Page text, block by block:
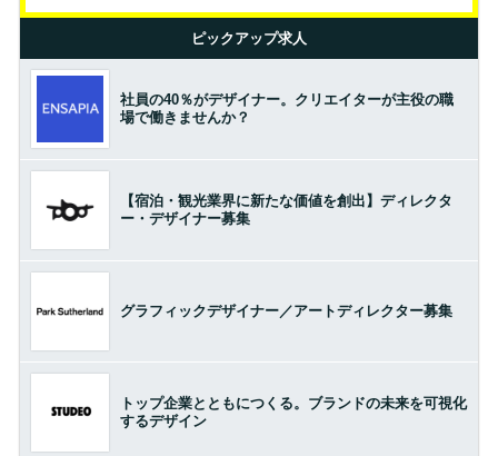
ピックアップ求人
社員の40％がデザイナー。クリエイターが主役の職
場で働きませんか？
【宿泊・観光業界に新たな価値を創出】ディレクタ
ー・デザイナー募集
グラフィックデザイナー／アートディレクター募集
トップ企業とともにつくる。ブランドの未来を可視化
するデザイン